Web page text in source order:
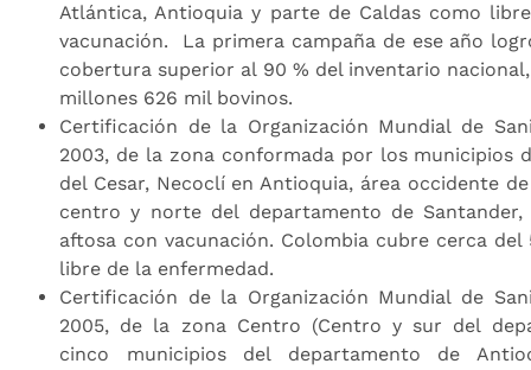
Atlántica, Antioquia y parte de Caldas como
vacunación. La primera campaña de ese año
cobertura superior al 90 % del inventario
millones 626 mil bovinos.
Certificación de la Organización Mundial de
2003, de la zona conformada por los municipios
del Cesar, Necoclí en Antioquia, área occidente
centro y norte del departamento de
aftosa con vacunación. Colombia cubre cerca
libre de la enfermedad.
Certificación de la Organización Mundial de
2005, de la zona Centro (Centro y sur del
cinco municipios del departamento de